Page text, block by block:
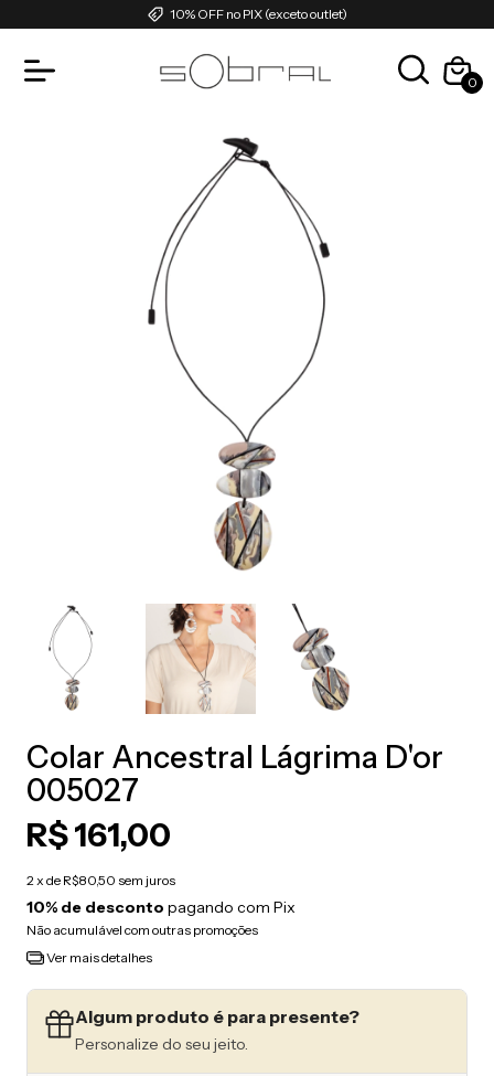
10% OFF no PIX (exceto outlet)
0
Colar Ancestral Lágrima D'or
005027
R$ 161,00
2x de R$80,50 sem juros
10% de desconto pagando com Pix
Não acumulável com outras promoções
Ver mais detalhes
Algum produto é para presente?
Personalize do seu jeito.